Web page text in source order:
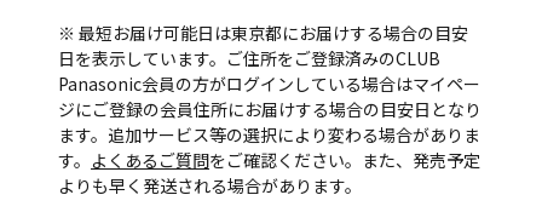
※ 最短お届け可能日は東京都にお届けする場合の目安
日を表示しています。ご住所をご登録済みのCLUB
Panasonic会員の方がログインしている場合はマイペー
ジにご登録の会員住所にお届けする場合の目安日となり
ます。追加サービス等の選択により変わる場合がありま
す。 よくあるご質問をご確認ください。また、発売予定
よりも早く発送される場合があります。